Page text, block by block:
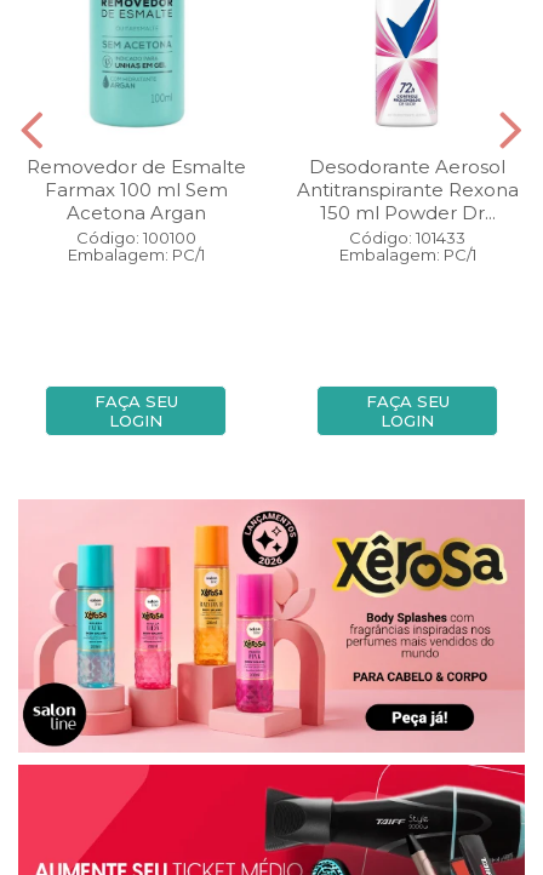
Removedor de Esmalte
Farmax 100 ml Sem
Acetona Argan
Código: 100100
Embalagem: PC/1
FAÇA SEU
LOGIN
Desodorante Aerosol
Antitranspirante Rexona
150 ml Powder Dr...
Código: 101433
Embalagem: PC/1
FAÇA SEU
LOGIN